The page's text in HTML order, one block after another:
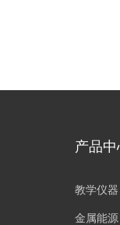
产品中
教学仪器
金属能源